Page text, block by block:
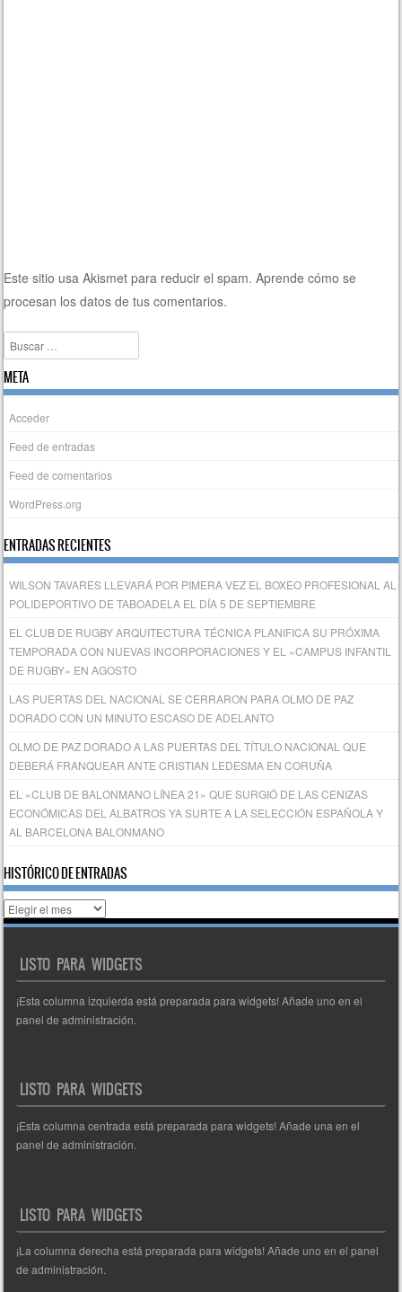
Este sitio usa Akismet para reducir el spam.Aprende cómo se
procesan los datos de tus comentarios.
Buscar
META
Acceder
Feed de entradas
Feed de comentarios
WordPress.org
ENTRADAS RECIENTES
WILSON TAVARES LLEVARÁ POR PIMERA VEZ EL BOXEO PROFESIONAL AL
POLIDEPORTIVO DE TABOADELA EL DÍA 5 DE SEPTIEMBRE
EL CLUB DE RUGBY ARQUITECTURA TÉCNICA PLANIFICA SU PRÓXIMA
TEMPORADA CON NUEVAS INCORPORACIONES Y EL «CAMPUS INFANTIL
DE RUGBY» EN AGOSTO
LAS PUERTAS DEL NACIONAL SE CERRARON PARA OLMO DE PAZ
DORADO CON UN MINUTO ESCASO DE ADELANTO
OLMO DE PAZ DORADO A LAS PUERTAS DEL TÍTULO NACIONAL QUE
DEBERÁ FRANQUEAR ANTE CRISTIAN LEDESMA EN CORUÑA
EL «CLUB DE BALONMANO LÍNEA 21» QUE SURGIÓ DE LAS CENIZAS
ECONÓMICAS DEL ALBATROS YA SURTE A LA SELECCIÓN ESPAÑOLA Y
AL BARCELONA BALONMANO
HISTÓRICO DE ENTRADAS
Histórico
de
LISTO PARA WIDGETS
¡Esta columna izquierda está preparada para widgets! Añade uno en el
panel de administración.
LISTO PARA WIDGETS
¡Esta columna centrada está preparada para widgets! Añade una en el
panel de administración.
LISTO PARA WIDGETS
¡La columna derecha está preparada para widgets! Añade uno en el panel
de administración.